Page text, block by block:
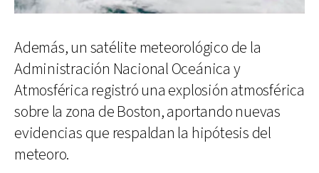
Además, un satélite meteorológico de la
Administración Nacional Oceánica y
Atmosférica registró una explosión atmosférica
sobre la zona de Boston, aportando nuevas
evidencias que respaldan la hipótesis del
meteoro.